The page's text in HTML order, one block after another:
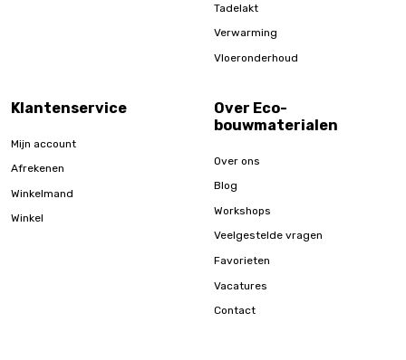
Tadelakt
Verwarming
Vloeronderhoud
Klantenservice
Mijn account
Afrekenen
Winkelmand
Winkel
Over Eco-
bouwmaterialen
Over ons
Blog
Workshops
Veelgestelde vragen
Favorieten
Vacatures
Contact